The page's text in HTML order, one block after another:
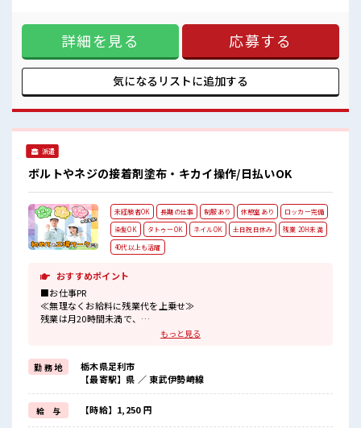
20時間未満で、 ほどよく稼げます♪ ≪ラクラク制服アリ≫ 制
服があるので、 毎日の服装の悩み解消♪ ≪初めての仕事だけ
ど自分にもできそう≫ 新しいことにチャレンジするのは不安
だけど、 しっかり働く環境が整っています！ イチからスキル
UP・ステップUP目指していきましょう！ ≪自分に合った期
間で働ける≫ 福利厚生が整った派遣のお仕事です！ ■職場の
業があるのでホドよく働きたい方にオススメ！ サポートもバ
ッチリだから未経験からでも安心してスタートできますよ！
詳細を見る 応募する
気になるリストに追加する
派遣
ボルトやネジの接着剤塗布・キカイ操作/日払いOK
未経験者OK 長期の仕事 制服あり 休憩室あり
ロッカー完備
染髪OK
タトゥーOK ネイルOK 土日祝日休み
残業 20H未満
40代以上も活躍
おすすめポイント
■お仕事PR
≪無理なくお給料に残業代を上乗せ≫
残業は月20時間未満で、
家族や友人と一緒にプライベート満喫！
≪モチベーションもUP≫
派手過ぎなければ髪型や髪色自由♪
(規定有)≪動きやすい制服アリ≫
制服があるので、
毎日の服装の悩み解消♪
もっと見る
勤 務 地
栃木県足利市
【最寄駅】県 ／ 東武伊勢崎線
給 与 【時給】1,250 円